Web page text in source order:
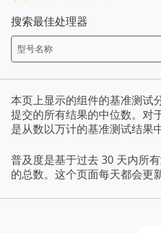
搜索最佳处理器
本页上显示的组件的基准测试
提交的所有结果的中位数。对
是从数以万计的基准测试结果
普及度是基于过去 30 天内所
的总数。这个页面每天都会更新